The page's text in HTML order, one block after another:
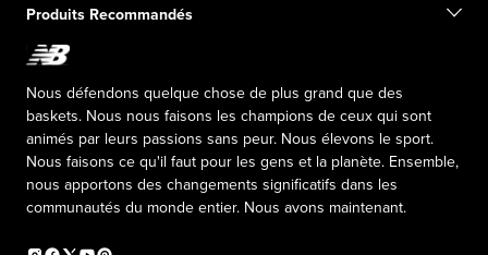
Exclusions de vente
Leadership Responsable
Fondation New Balance
Relations publiques
The TRACK at New Balance
Press box
Produits Recommandés
Programme d’affiliation
Nous défendons quelque chose de plus grand que des
baskets. Nous nous faisons les champions de ceux qui sont
animés par leurs passions sans peur. Nous élevons le sport.
Nous faisons ce qu'il faut pour les gens et la planète. Ensemble,
nous apportons des changements significatifs dans les
communautés du monde entier. Nous avons maintenant.